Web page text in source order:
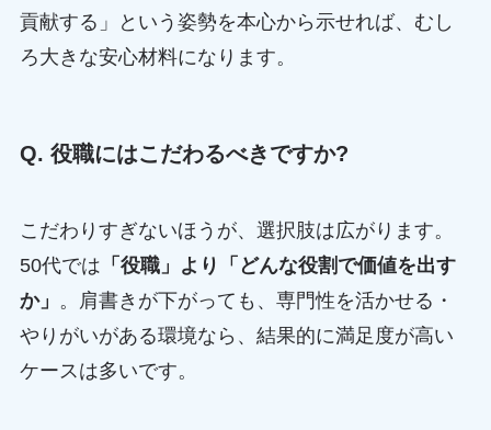
貢献する」という姿勢を本心から示せれば、むし
ろ大きな安心材料になります。
Q. 役職にはこだわるべきですか?
こだわりすぎないほうが、選択肢は広がります。
50代では 「役職」より「どんな役割で価値を出す
か」 。肩書きが下がっても、専門性を活かせる・
やりがいがある環境なら、結果的に満足度が高い
ケースは多いです。